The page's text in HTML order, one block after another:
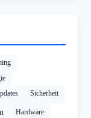
Sicherheit
Hardware